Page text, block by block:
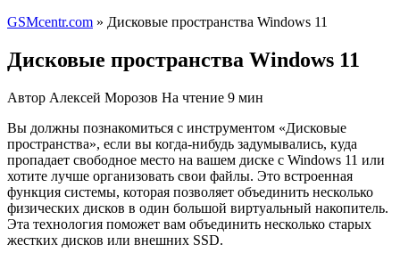
GSMcentr.com » Дисковые пространства Windows 11
Дисковые пространства Windows 11
Автор Алексей Морозов На чтение 9 мин
Вы должны познакомиться с инструментом «Дисковые
пространства», если вы когда-нибудь задумывались, куда
пропадает свободное место на вашем диске с Windows 11 или
хотите лучше организовать свои файлы. Это встроенная
функция системы, которая позволяет объединить несколько
физических дисков в один большой виртуальный накопитель.
Эта технология поможет вам объединить несколько старых
жестких дисков или внешних SSD.